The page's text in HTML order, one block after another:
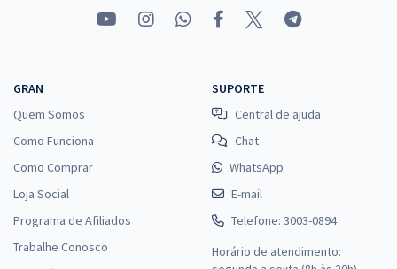
GRAN
Quem Somos
Como Funciona
Como Comprar
Loja Social
Programa de Afiliados
Trabalhe Conosco
SUPORTE
Central de ajuda
Chat
WhatsApp
E-mail
Telefone: 3003-0894
Horário de atendimento: